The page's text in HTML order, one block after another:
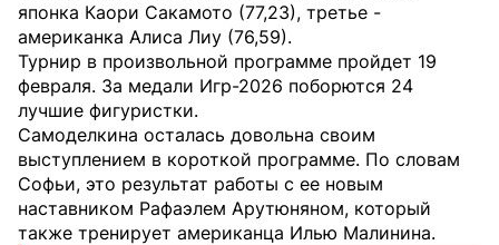
японка Каори Сакамото (77,23), третье -
американка Алиса Лиу (76,59).
Турнир в произвольной программе пройдет 19
февраля. За медали Игр-2026 поборются 24
лучшие фигуристки.
Самоделкина осталась довольна своим
выступлением в короткой программе. По словам
Софьи, это результат работы с ее новым
наставником Рафаэлем Арутюняном, который
также тренирует американца Илью Малинина.